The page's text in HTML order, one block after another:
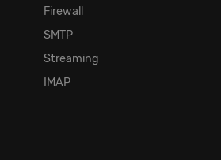
Firewall
SMTP
Streaming
IMAP